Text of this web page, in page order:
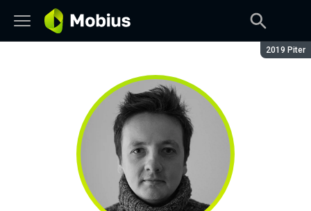
Сезон:
2019 Piter